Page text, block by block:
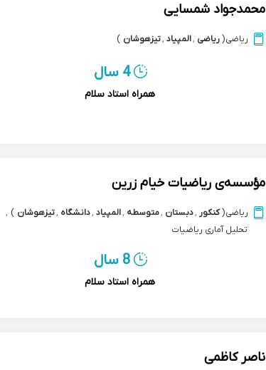
محمدجواد شمسایی
ریاضی(ریاضی ,المپیاد ,تیزهوشان )
4 سال
همراه استاد سلام
مؤسسه‌ی ریاضیات خیام زرین
ریاضی(کنکور ,دبستان ,متوسطه ,المپیاد ,دانشگاه ,تیزهوشان )
,
تحلیل آماری ریاضیات
8 سال
همراه استاد سلام
ناصر کاظمی